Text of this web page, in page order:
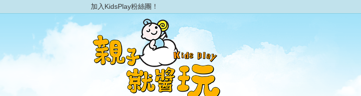
加入KidsPlay粉絲團！